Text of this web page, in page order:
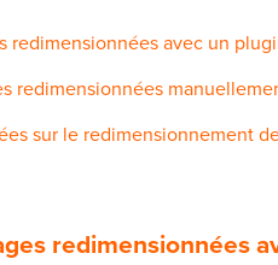
redimensionnées avec un
redimensionnées
sur le redimensionnement
redimensionnées